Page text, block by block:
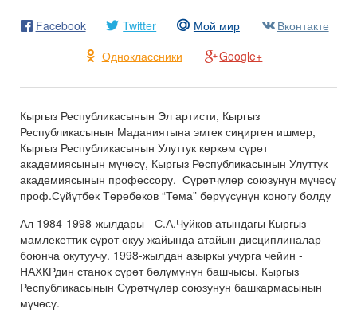
Facebook Twitter Мой мир
Вконтакте
Одноклассники
Google+
Кыргыз Республикасынын Эл артисти, Кыргыз
Республикасынын Маданиятына эмгек сиңирген ишмер,
Кыргыз Республикасынын Улуттук көркөм сүрөт
академиясынын мүчөсү, Кыргыз Республикасынын Улуттук
академиясынын профессору. Сүрөтчүлөр союзунун мүчөсү
проф.Сүйүтбек Төрөбеков “Тема” берүүсүнүн коногу болду
Ал 1984-1998-жылдары - С.А.Чуйков атындагы Кыргыз
мамлекеттик сүрөт окуу жайында атайын дисциплиналар
боюнча окутуучу. 1998-жылдан азыркы учурга чейин -
НАХКРдин станок сүрөт бөлүмүнүн башчысы. Кыргыз
Республикасынын Сүрөтчүлөр союзунун башкармасынын
мүчөсү.